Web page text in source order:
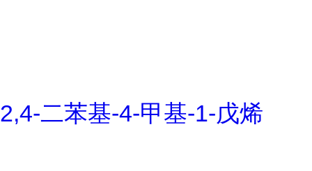
2,4-二苯基-4-甲基-1-戊烯